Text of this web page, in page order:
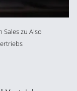
zu Also